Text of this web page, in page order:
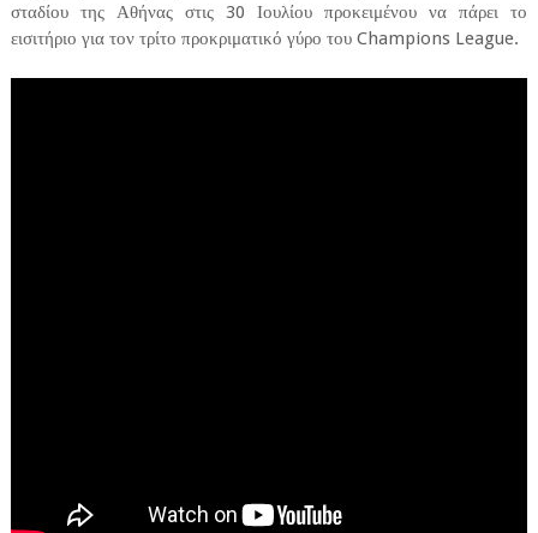
σταδίου της Αθήνας στις 30 Ιουλίου προκειμένου να πάρει το
εισιτήριο για τον τρίτο προκριματικό γύρο του Champions League.